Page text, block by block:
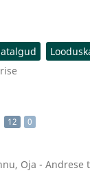
12 0
Oja - Andrese